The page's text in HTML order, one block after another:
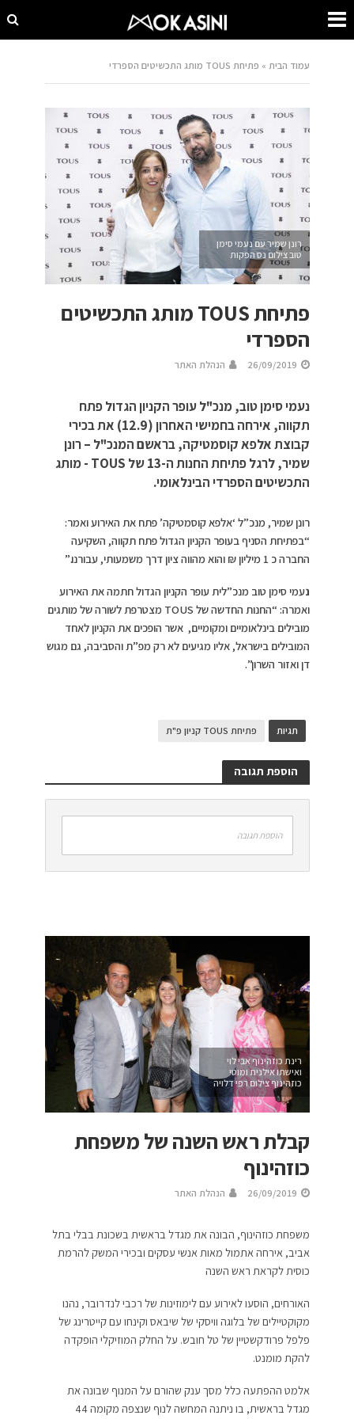
עמוד הבית » פתיחת TOUS מותג התכשיטים הספרדי
רונן שמיר עם נעמי סימן
טוב צילום נס הפקות
פתיחת TOUS מותג התכשיטים
הספרדי
26/09/2019 הנהלת האתר
נעמי סימן טוב, מנכ"ל עופר הקניון הגדול פתח
תקווה, אירחה בחמישי האחרון (12.9) את בכירי
קבוצת אלפא קוסמטיקה, בראשם המנכ"ל – רונן
שמיר, לרגל פתיחת החנות ה-13 של TOUS - מותג
התכשיטים הספרדי הבינלאומי.
רונן שמיר, מנכ”ל ‘אלפא קוסמטיקה’ פתח את האירוע ואמר:
“בפתיחת הסניף בעופר הקניון הגדול פתח תקווה, השקיעה
החברה כ 1 מיליון ₪ והוא מהווה ציון דרך משמעותי, עבורנו.”
נעמי סימן טוב מנכ”לית עופר הקניון הגדול חתמה את האירוע
ואמרה: “החנות החדשה של TOUS מצטרפת לשורה של מותגים
מובילים בינלאומיים ומקומיים, אשר הופכים את הקניון לאחד
המובילים בישראל, אליו מגיעים לא רק מפ”ת והסביבה, גם מגוש
דן ואזור השרון”.
תגיות פתיחת TOUS קניון פ"ת
הוספת תגובה
הוספת תגובה
רינת כוזהינוף אבי לוי
ואישתו אילנית ומוטי
כוזהינוף צילום רפי דלויה
קבלת ראש השנה של משפחת
כוזהינוף
26/09/2019 הנהלת האתר
משפחת כוזהינוף, הבונה את מגדל בראשית בשכונת בבלי בתל
אביב, אירחה אתמול מאות אנשי עסקים ובכירי המשק להרמת
כוסית לקראת ראש השנה
האורחים, הוסעו לאירוע עם לימוזינות של רכבי לנדרובר, נהנו
מקוקטיילים של בלוגה וויסקי של שיבאס וקינחו עם קייטרינג של
פלפל פרודקשטיין של טל חובש. על החלק המוזיקלי הופקדה
להקת מומנט.
אלמט ההפתעה כלל מסך ענק שהורם על המנוף שבונה את
מגדל בראשית, בו ניתנה המחשה לנוף שנצפה מקומה 44